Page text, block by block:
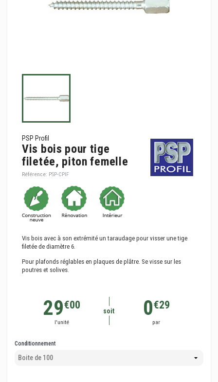
PSP Profil
Vis bois pour tige
filetée, piton femelle
Référence: PSP-CPIF
Vis bois avec à son extrémité un taraudage pour visser une tige
filetée de diamètre 6.
Pour plafonds réglables en plaques de plâtre. Se visse sur les
poutres et solives.
soit
29€00
l'unité
0€29
par
Conditionnement